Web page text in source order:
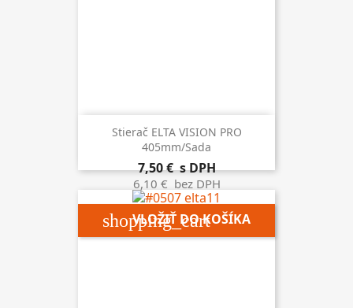
Stierač ELTA VISION PRO
405mm/sada
7,50 €s DPH
6,10 € bez DPH
shopping_cart
VLOŽIŤ DO KOŠÍKA